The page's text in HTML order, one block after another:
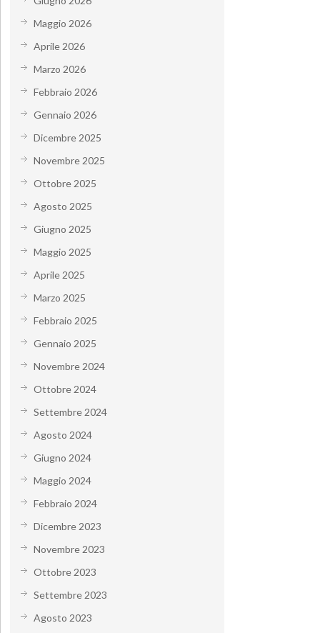
Maggio 2026
Aprile 2026
Marzo 2026
Febbraio 2026
Gennaio 2026
Dicembre 2025
Novembre 2025
Ottobre 2025
Agosto 2025
Giugno 2025
Maggio 2025
Aprile 2025
Marzo 2025
Febbraio 2025
Gennaio 2025
Novembre 2024
Ottobre 2024
Settembre 2024
Agosto 2024
Giugno 2024
Maggio 2024
Febbraio 2024
Dicembre 2023
Novembre 2023
Ottobre 2023
Settembre 2023
Agosto 2023